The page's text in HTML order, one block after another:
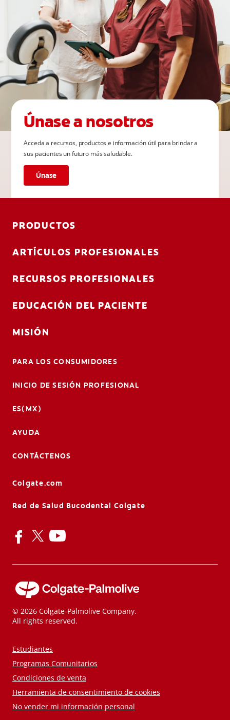
Únase a nosotros
Acceda a recursos, productos e información útil para brindar a
sus pacientes un futuro más saludable.
Únase
PRODUCTOS
ARTÍCULOS PROFESIONALES
RECURSOS PROFESIONALES
EDUCACIÓN DEL PACIENTE
MISIÓN
PARA LOS CONSUMIDORES
INICIO DE SESIÓN PROFESIONAL
ES(MX)
AYUDA
CONTÁCTENOS
Colgate.com
Red de Salud Bucodental Colgate
© 2026 Colgate-Palmolive Company.
All rights reserved.
Estudiantes
Programas Comunitarios
Condiciones de venta
Herramienta de consentimiento de cookies
No vender mi información personal